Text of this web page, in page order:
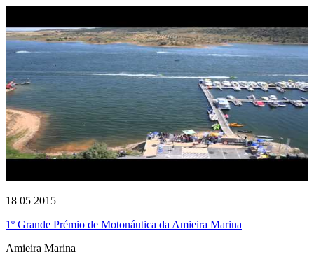
18 05 2015
1º Grande Prémio de Motonáutica da Amieira Marina
Amieira Marina